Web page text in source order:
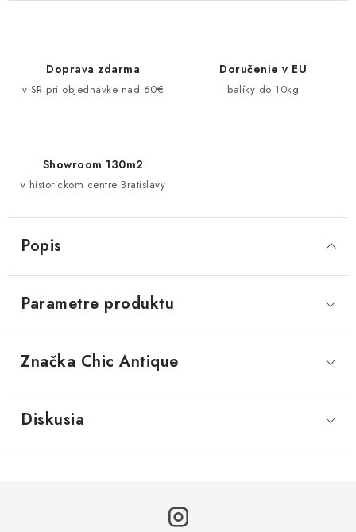
Doprava zdarma
v SR pri objednávke nad 60€
Doručenie v EU
balíky do 10kg
Showroom 130m2
v historickom centre Bratislavy
Popis
Parametre produktu
Značka Chic Antique
Diskusia